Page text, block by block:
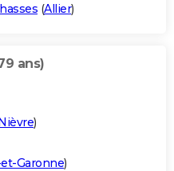
(Allier)
ans)
)
Garonne)